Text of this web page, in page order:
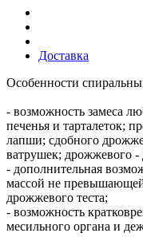
Доставка
Особенности
- возможность замеса
печенья и тарталеток;
лапши; сдобного
ватрушек; дрожжевого
- дополнительная
массой не
дрожжевого теста;
- возможность
месильного органа и